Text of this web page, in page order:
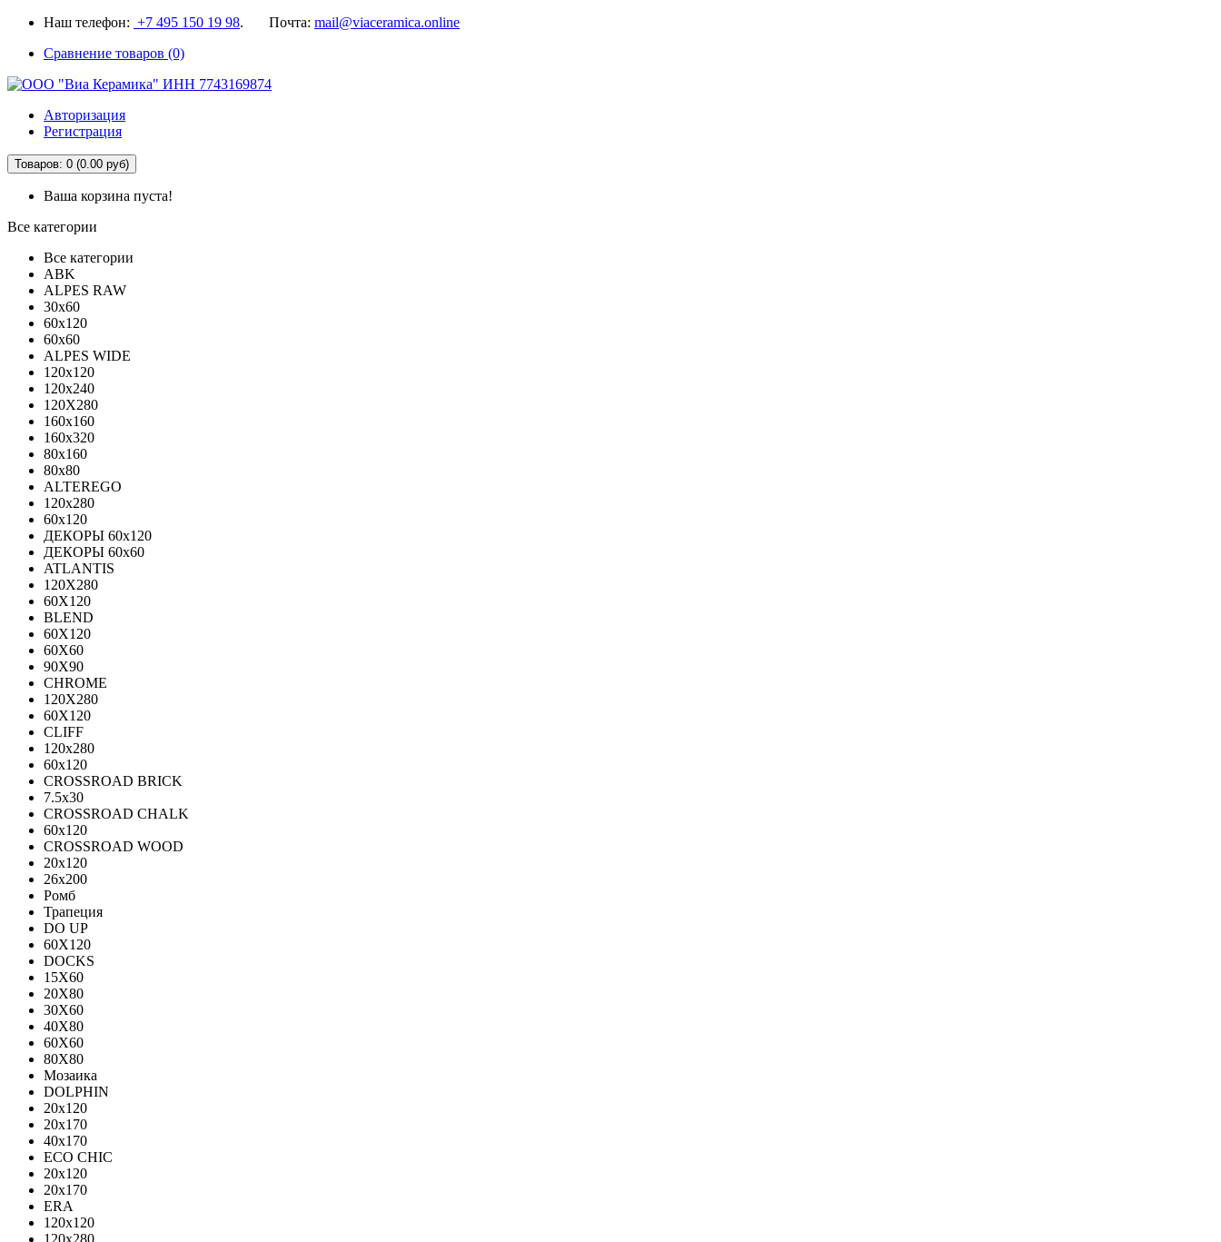
Наш телефон: +7 495 150 19 98. Почта: mail@viaceramica.online
Сравнение товаров (0)
Авторизация
Регистрация
Товаров: 0 (0.00 руб)
Ваша корзина пуста!
Все категории
Все категории
ABK
ALPES RAW
30x60
60x120
60x60
ALPES WIDE
120x120
120x240
120X280
160x160
160x320
80x160
80x80
ALTEREGO
120х280
60х120
ДЕКОРЫ 60х120
ДЕКОРЫ 60х60
ATLANTIS
120X280
60X120
BLEND
60Х120
60Х60
90Х90
CHROME
120X280
60X120
CLIFF
120x280
60x120
CROSSROAD BRICK
7.5х30
CROSSROAD CHALK
60х120
CROSSROAD WOOD
20х120
26х200
Ромб
Трапеция
DO UP
60X120
DOCKS
15X60
20X80
30X60
40X80
60X60
80X80
Мозаика
DOLPHIN
20x120
20x170
40x170
ECO CHIC
20х120
20х170
ERA
120x120
120x280